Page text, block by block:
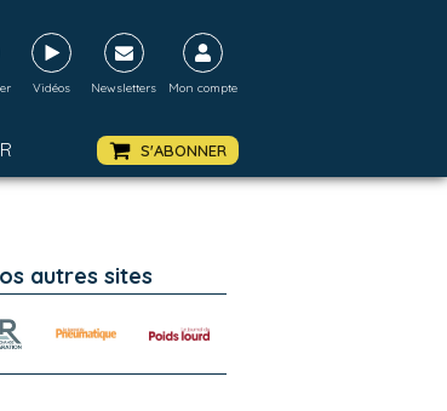
Vidéos Newsletters Mon compte
S'ABONNER
autres sites